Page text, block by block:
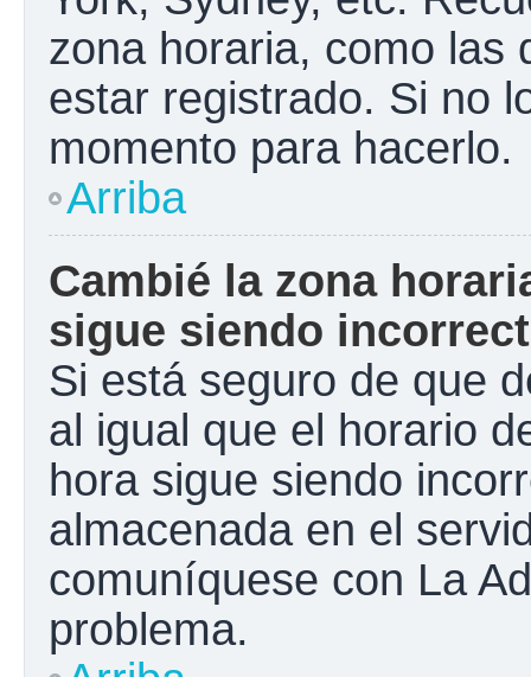
zona horaria, como las
estar registrado. Si no
momento para hacerlo.
Arriba
Cambié la zona
sigue siendo
Si está seguro de que
al igual que el horario
hora sigue siendo
almacenada en el
comuníquese con La
problema.